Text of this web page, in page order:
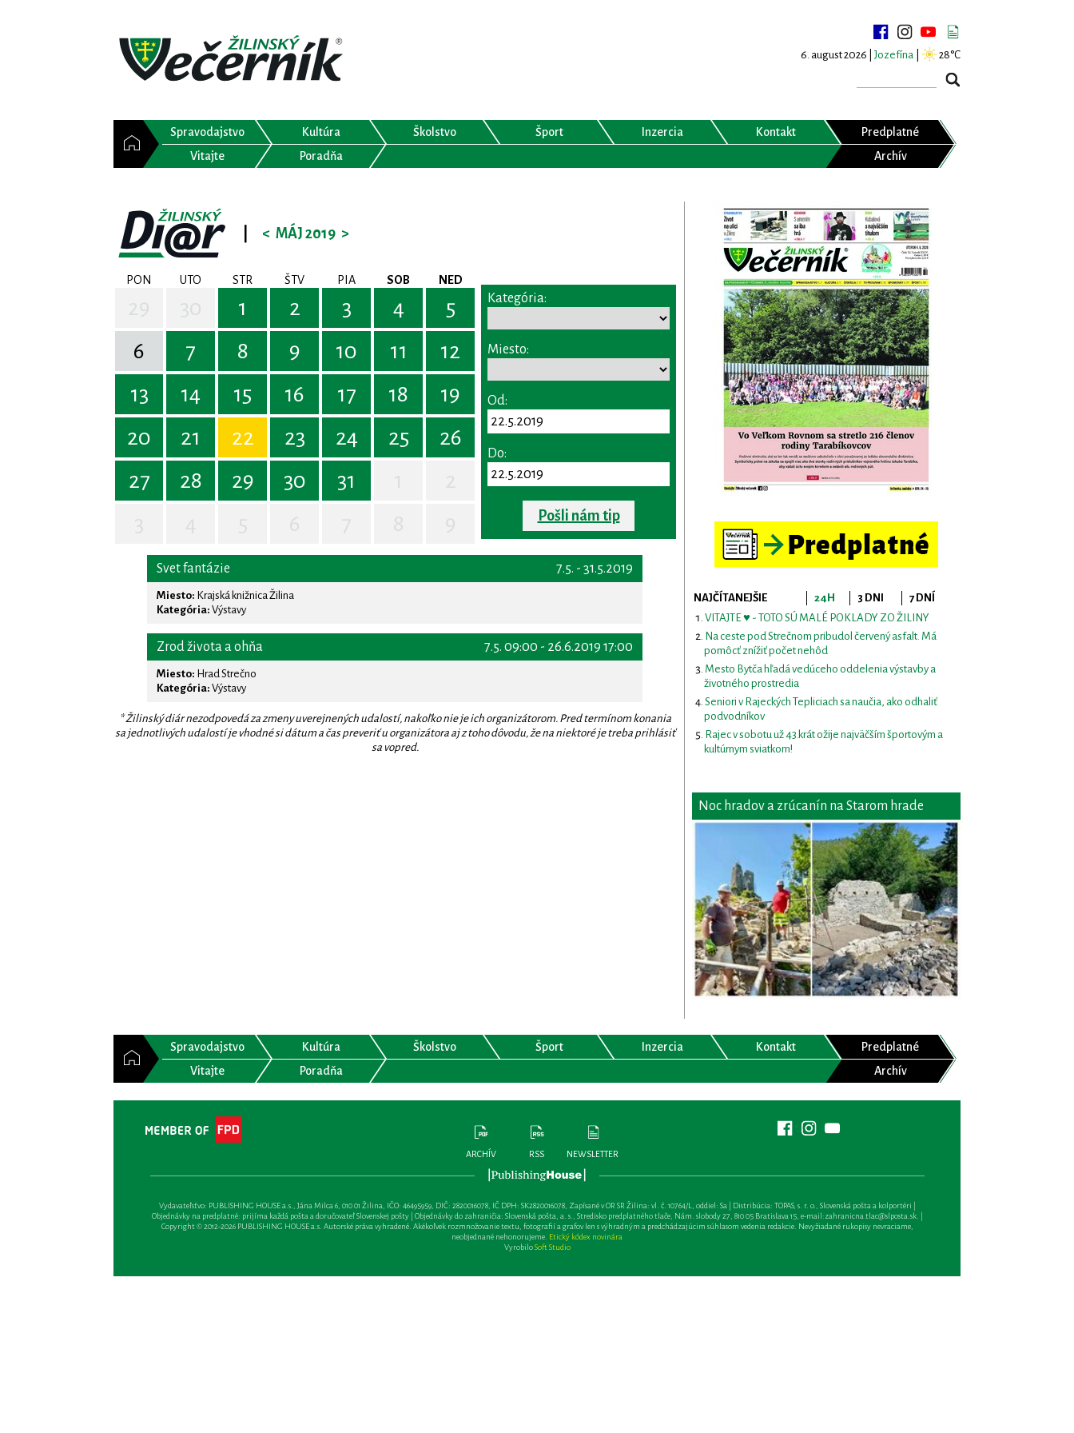
6. august 2026 | Jozefína 28°C
Spravodajstvo Kultúra Školstvo Šport Inzercia Kontakt
Predplatné
Vitajte
Poradňa Archív
< MÁJ 2019 >
PON UTO STR ŠTV PIA SOB NED
1 2 3 4
5
6
7 8 9 10 11
12
13
14 15 16 17 18
19
20
21 22 23 24 25
26
27
28 29 30 31
Kategória:
Miesto:
Od:
Do:
Pošli nám tip
7.5. - 31.5.2019
Svet fantázie
Miesto: Krajská knižnica Žilina
Kategória: Výstavy
7.5. 09:00 - 26.6.2019 17:00
Zrod života a ohňa
Miesto: Hrad Strečno
Kategória: Výstavy
* Žilinský diár nezodpovedá za zmeny uverejnených udalostí, nakoľko nie je ich organizátorom. Pred termínom konania
sa jednotlivých udalostí je vhodné si dátum a čas preveriť u organizátora aj z toho dôvodu, že na niektoré je treba prihlásiť
sa vopred.
NAJČÍTANEJŠIE 24H 3 DNI
7 DNÍ
VITAJTE ♥ - TOTO SÚ MALÉ POKLADY ZO ŽILINY
Na ceste pod Strečnom pribudol červený asfalt. Má
pomôcť znížiť počet nehôd
Mesto Bytča hľadá vedúceho oddelenia výstavby a
životného prostredia
Seniori v Rajeckých Tepliciach sa naučia, ako odhaliť
podvodníkov
Rajec v sobotu už 43.krát ožije najväčším športovým a
kultúrnym sviatkom!
Noc hradov a zrúcanín na Starom hrade
Spravodajstvo Kultúra Školstvo Šport Inzercia Kontakt
Predplatné
Vitajte
Poradňa Archív
ARCHÍV RSS NEWSLETTER
Vydavateľsťvo: PUBLISHING HOUSE a.s., Jána Milca 6, 010 01 Žilina, IČO: 46495959, DIČ: 2820016078, IČ DPH: SK2820016078, Zapísané v OR SR Žilina: vl. č. 10764/L, oddiel: Sa | Distribúcia: TOPAS, s. r. o., Slovenská pošta a kolportéri |
Objednávky na predplatné: prijíma každá pošta a doručovateľ Slovenskej pošty | Objednávky do zahraničia: Slovenská pošta, a. s., Stredisko predplatného tlače, Nám. slobody 27, 810 05 Bratislava 15, e-mail:zahranicna.tlac@slposta.sk. |
Copyright © 2012-2026 PUBLISHING HOUSE a.s. Autorské práva vyhradené. Akékoľvek rozmnožovanie textu, fotografií a grafov len s výhradným a predchádzajúcim súhlasom vedenia redakcie. Nevyžiadané rukopisy nevraciame,
neobjednané nehonorujeme. Etický kódex novinára
VyrobiloSoft Studio